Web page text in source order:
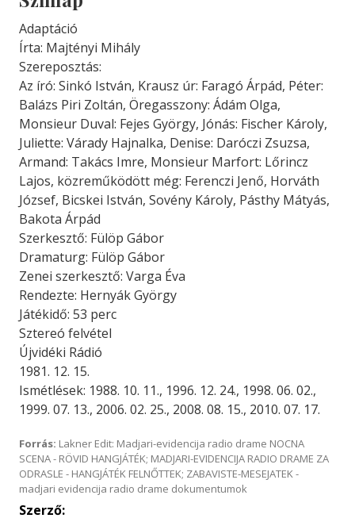
Adaptáció
Írta: Majtényi Mihály
Szereposztás:
Az író: Sinkó István, Krausz úr: Faragó Árpád, Péter:
Balázs Piri Zoltán, Öregasszony: Ádám Olga,
Monsieur Duval: Fejes György, Jónás: Fischer Károly,
Juliette: Várady Hajnalka, Denise: Daróczi Zsuzsa,
Armand: Takács Imre, Monsieur Marfort: Lőrincz
Lajos, közreműködött még: Ferenczi Jenő, Horváth
József, Bicskei István, Sovény Károly, Pásthy Mátyás,
Bakota Árpád
Szerkesztő: Fülöp Gábor
Dramaturg: Fülöp Gábor
Zenei szerkesztő: Varga Éva
Rendezte: Hernyák György
Játékidő: 53 perc
Sztereó felvétel
Újvidéki Rádió
1981. 12. 15.
Ismétlések: 1988. 10. 11., 1996. 12. 24., 1998. 06. 02.,
1999. 07. 13., 2006. 02. 25., 2008. 08. 15., 2010. 07. 17.
Forrás: Lakner Edit: Madjari-evidencija radio drame NOCNA
SCENA - RÖVID HANGJÁTÉK; MADJARI-EVIDENCIJA RADIO DRAME ZA
ODRASLE - HANGJÁTÉK FELNŐTTEK; ZABAVISTE-MESEJATEK -
madjari evidencija radio drame dokumentumok
Szerző: